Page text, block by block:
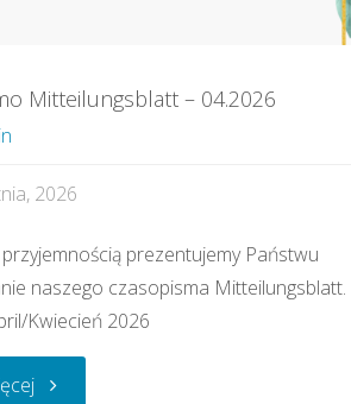
Mitteilungsblatt – 04.2026
2026
prezentujemy Państwu
naszego czasopisma Mitteilungsblatt.
Kwiecień 2026
"Czasopismo